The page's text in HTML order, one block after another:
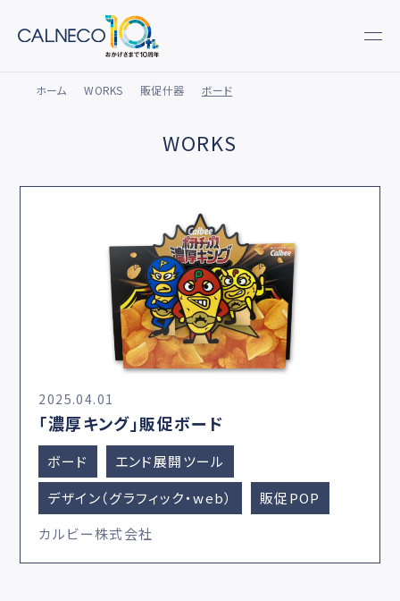
ホーム WORKS 販促什器 ボード
WORKS
2025.04.01
「濃厚キング」販促ボード
ボード
エンド展開ツール
デザイン（グラフィック・web）
販促POP
カルビー株式会社